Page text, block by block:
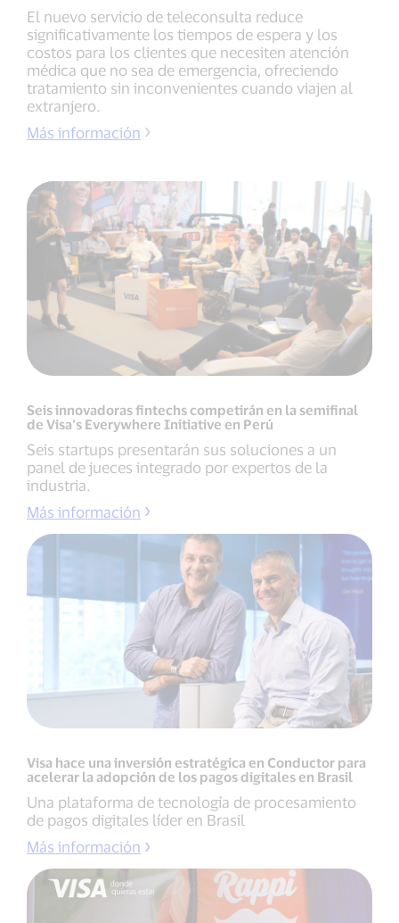
El nuevo servicio de teleconsulta reduce
significativamente los tiempos de espera y los
costos para los clientes que necesiten atención
médica que no sea de emergencia, ofreciendo
tratamiento sin inconvenientes cuando viajen al
extranjero.
Más información
Seis innovadoras fintechs competirán en la semifinal
de Visa’s Everywhere Initiative en Perú
Seis startups presentarán sus soluciones a un
panel de jueces integrado por expertos de la
industria.
Más información
Visa hace una inversión estratégica en Conductor para
acelerar la adopción de los pagos digitales en Brasil
Una plataforma de tecnología de procesamiento
de pagos digitales líder en Brasil
Más información